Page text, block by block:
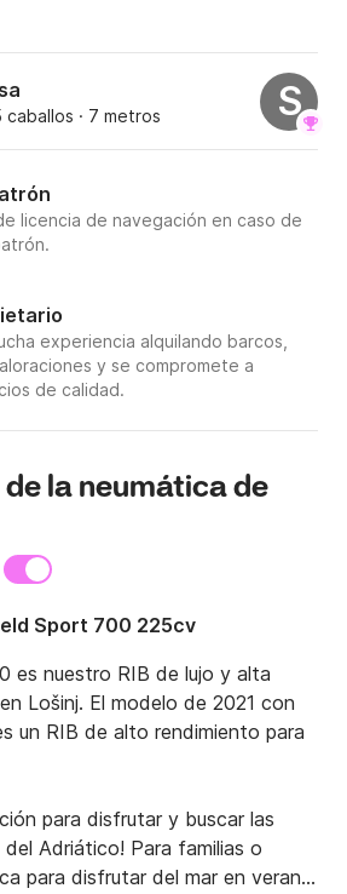
caballos · 7 metros S
licencia de navegación en caso de
experiencia alquilando barcos,
y se compromete a
de calidad.
la neumática de
Sport 700 225cv
es nuestro RIB de lujo y alta
Lošinj. El modelo de 2021 con
un RIB de alto rendimiento para
para disfrutar y buscar las
Adriático! Para familias o
para disfrutar del mar en verano